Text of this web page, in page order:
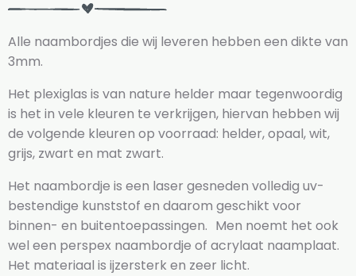
Alle naambordjes die wij leveren hebben een dikte van
3mm.
Het plexiglas is van nature helder maar tegenwoordig
is het in vele kleuren te verkrijgen, hiervan hebben wij
de volgende kleuren op voorraad: helder, opaal, wit,
grijs, zwart en mat zwart.
Het naambordje is een laser gesneden volledig uv-
bestendige kunststof en daarom geschikt voor
binnen- en buitentoepassingen. Men noemt het ook
wel een perspex naambordje of acrylaat naamplaat.
Het materiaal is ijzersterk en zeer licht.